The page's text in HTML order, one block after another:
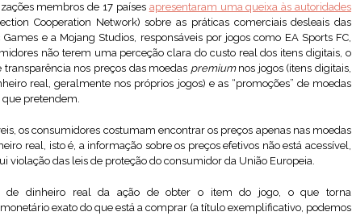
membros de 17 países apresentaram uma queixa às autoridades
Cooperation Network) sobre as práticas comerciais desleais das
e a Mojang Studios, responsáveis por jogos como EA Sports FC,
não terem uma perceção clara do custo real dos itens digitais, o
nos preços das moedas premiumnos jogos (itens digitais,
real, geralmente nos próprios jogos) e as “promoções” de moedas
que pretendem.
os consumidores costumam encontrar os preços apenas nas moedas
real, isto é, a informação sobre os preços efetivos não está acessível,
das leis de proteção do consumidor da União Europeia.
de dinheiro real da ação de obter o item do jogo, o que torna
exato do que está a comprar (a título exemplificativo, podemos